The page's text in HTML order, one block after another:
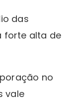
das
forte alta de
no
vale